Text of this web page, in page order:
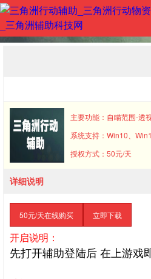
主要功能：自瞄范围-透
系统支持：Win10、
授权方式：50元/天
详细说明
50元/天在线购买 立即下载
开启说明：
先打开辅助登陆后 在上游戏